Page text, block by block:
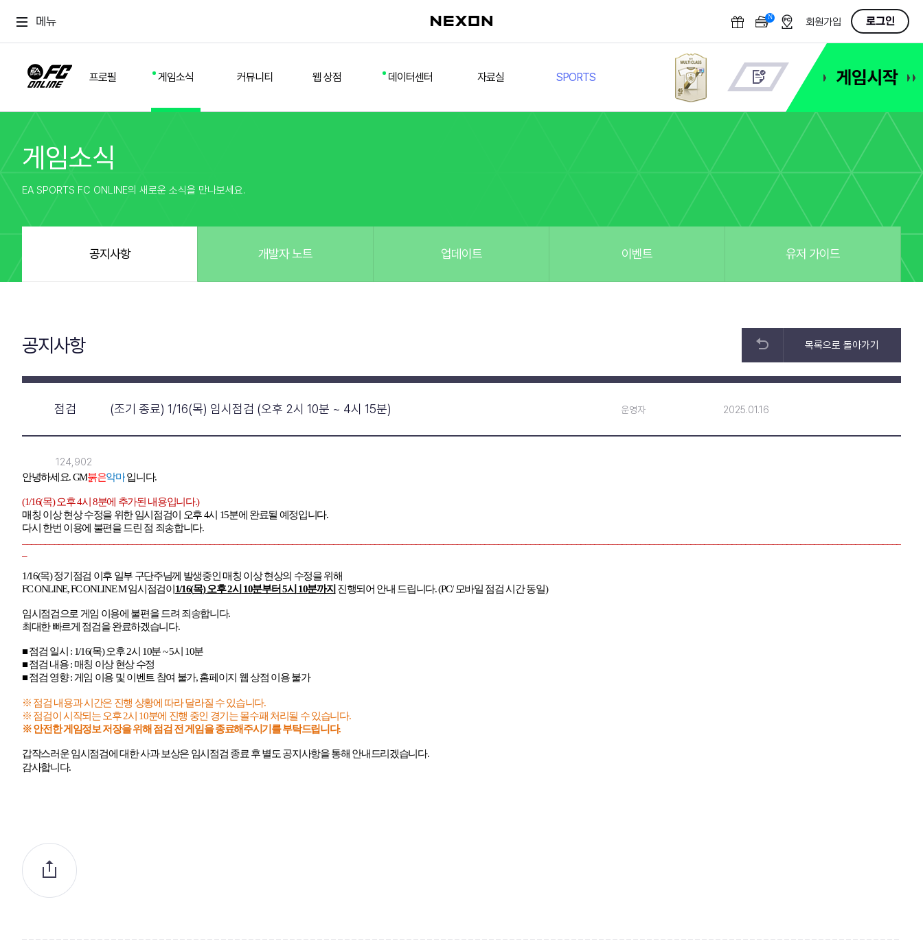
메뉴 N OFF회원가입 로그인
프로필 게임소식 커뮤니티 웹 상점 데이터센터 자료실 SPORTS
스쿼드
경기 기록
커뮤니티
방명록
설정
업데이트
유저 가이드
질문
게임 플레이 버그 제보
훈련코치/특성 도우미
게임소식
EA SPORTS FC ONLINE의 새로운 소식을 만나보세요.
공지사항 개발자 노트 업데이트 이벤트 유저 가이드
공지사항 목록으로 돌아가기
점검 (조기 종료) 1/16(목) 임시점검 (오후 2시 10분 ~ 4시 15분) 운영자 2025.01.16
124,902
안녕하세요. GM붉은악마 입니다.
(1/16(목)오후4시 8분에 추가된 내용입니다.)
매칭 이상 현상 수정을 위한 임시점검이 오후4시 15분에 완료될 예정입니다.
다시 한번 이용에 불편을 드린 점 죄송합니다.
1/16(목)정기점검 이후 일부 구단주님께 발생중인 매칭 이상 현상의 수정을 위해
FC ONLINE, FC ONLINE M임시점검이 1/16(목)오후2시 10분부터5시 10분까지 진행되어 안내 드립니다. (PC/ 모바일 점검 시간 동일)
임시점검으로 게임 이용에 불편을 드려 죄송합니다.
최대한 빠르게 점검을 완료하겠습니다.
■ 점검 일시 : 1/16(목)오후2시 10분~ 5시 10분
■ 점검 내용:매칭 이상 현상 수정
■ 점검 영향: 게임 이용 및 이벤트 참여 불가,홈페이지 웹 상점 이용 불가
※ 점검 내용과 시간은 진행 상황에 따라 달라질 수 있습니다.
※ 점검이 시작되는 오후2시 10분에 진행 중인 경기는 몰수패 처리될 수 있습니다.
※ 안전한 게임정보 저장을 위해 점검 전 게임을 종료해주시기를 부탁드립니다.
갑작스러운 임시점검에 대한 사과 보상은 임시점검 종료 후 별도 공지사항을 통해 안내드리겠습니다.
감사합니다.